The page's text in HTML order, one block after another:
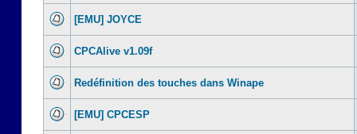
[EMU] JOYCE
CPCAlive v1.09f
Redéfinition des touches dans Winape
[EMU] CPCESP